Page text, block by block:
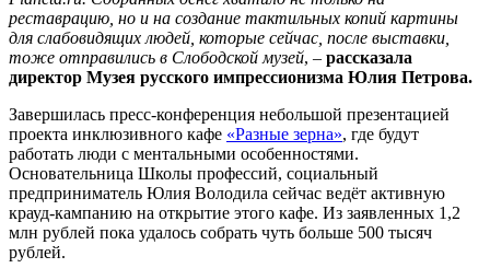
реставрацию, но и на создание тактильных копий картины
для слабовидящих людей, которые сейчас, после выставки,
тоже отправились в Слободской музей, – рассказала
директор Музея русского импрессионизма Юлия Петрова.
Завершилась пресс-конференция небольшой презентацией
проекта инклюзивного кафе «Разные зерна», где будут
работать люди с ментальными особенностями.
Основательница Школы профессий, социальный
предприниматель Юлия Володила сейчас ведёт активную
крауд-кампанию на открытие этого кафе. Из заявленных 1,2
млн рублей пока удалось собрать чуть больше 500 тысяч
рублей.